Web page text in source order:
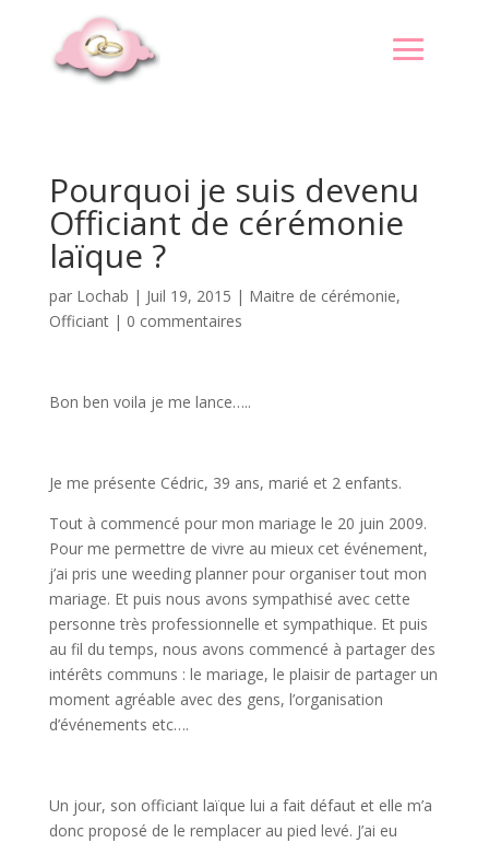
Pourquoi je suis devenu
Officiant de cérémonie
laïque ?
par Lochab | Juil 19, 2015 | Maitre de cérémonie,
Officiant| 0 commentaires
Bon ben voila je me lance…..
Je me présente Cédric, 39 ans, marié et 2 enfants.
Tout à commencé pour mon mariage le 20 juin 2009.
Pour me permettre de vivre au mieux cet événement,
j’ai pris une weeding planner pour organiser tout mon
mariage. Et puis nous avons sympathisé avec cette
personne très professionnelle et sympathique. Et puis
au fil du temps, nous avons commencé à partager des
intérêts communs : le mariage, le plaisir de partager un
moment agréable avec des gens, l’organisation
d’événements etc….
Un jour, son officiant laïque lui a fait défaut et elle m’a
donc proposé de le remplacer au pied levé. J’ai eu